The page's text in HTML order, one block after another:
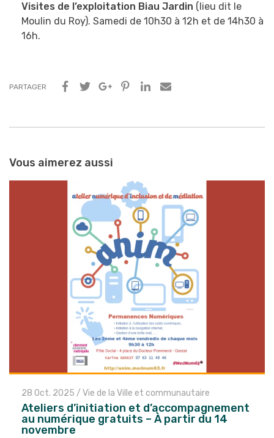
Visites de l’exploitation Biau Jardin (lieu dit le
Moulin du Roy). Samedi de 10h30 à 12h et de 14h30 à
16h.
PARTAGER
Navigation
entre
les
Vous aimerez aussi
28 Oct. 2025 / Vie de la Ville et communautaire
Ateliers d’initiation et d’accompagnement
au numérique gratuits – À partir du 14
novembre